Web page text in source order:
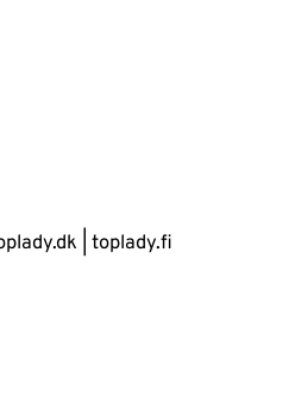
toplady.fi